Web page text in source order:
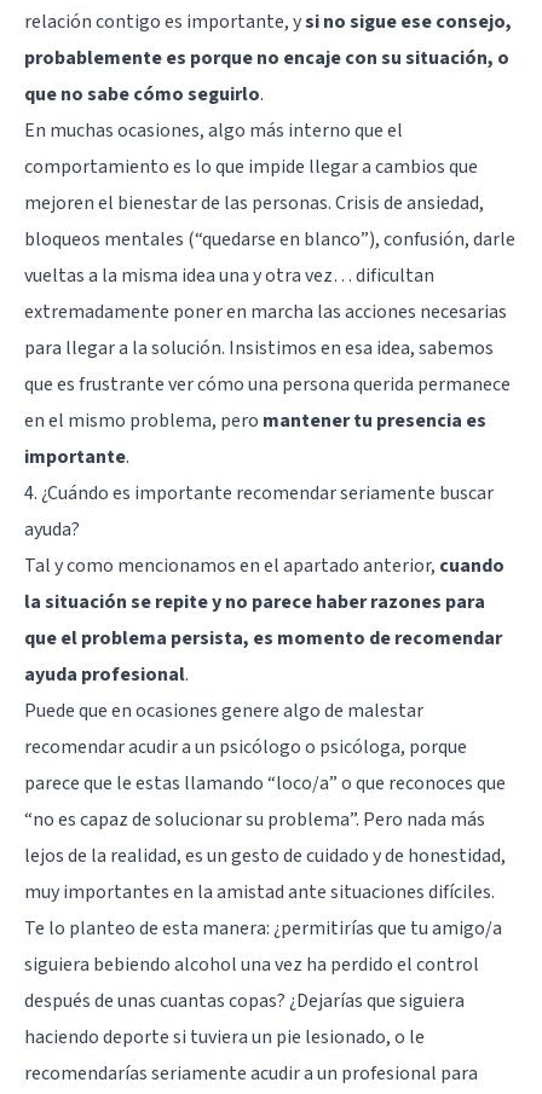
relación contigo es importante, ysi no sigue ese consejo,
probablemente es porque no encaje con su situación, o
que no sabe cómo seguirlo.
En muchas ocasiones, algo más interno que el
comportamiento es lo que impide llegar a cambios que
mejoren el bienestar de las personas. Crisis de ansiedad,
bloqueos mentales (“quedarse en blanco”), confusión, darle
vueltas a la misma idea una y otra vez… dificultan
extremadamente poner en marcha las acciones necesarias
para llegar a la solución. Insistimos en esa idea, sabemos
que es frustrante ver cómo una persona querida permanece
en el mismo problema, pero mantener tu presencia es
importante.
4. ¿Cuándo es importante recomendar seriamente buscar
ayuda?
Tal y como mencionamos en el apartado anterior, cuando
la situación se repite y no parece haber razones para
que el problema persista, es momento de recomendar
ayuda profesional.
Puede que en ocasiones genere algo de malestar
recomendar acudir a un psicólogo o psicóloga, porque
parece que le estas llamando “loco/a” o que reconoces que
“no es capaz de solucionar su problema”. Pero nada más
lejos de la realidad, es un gesto de cuidado y de honestidad,
muy importantes en la amistad ante situaciones difíciles.
Te lo planteo de esta manera: ¿permitirías que tu amigo/a
siguiera bebiendo alcohol una vez ha perdido el control
después de unas cuantas copas? ¿Dejarías que siguiera
haciendo deporte si tuviera un pie lesionado, o le
recomendarías seriamente acudir a un profesional para